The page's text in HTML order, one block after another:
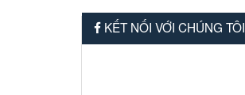
KẾT NỐI VỚI CHÚNG TÔI